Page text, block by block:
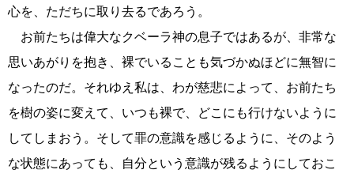
心を、ただちに取り去るであろう。
お前たちは偉大なクベーラ神の息子ではあるが、非常な
思いあがりを抱き、裸でいることも気づかぬほどに無智に
なったのだ。それゆえ私は、わが慈悲によって、お前たち
を樹の姿に変えて、いつも裸で、どこにも行けないように
してしまおう。そして罪の意識を感じるように、そのよう
な状態にあっても、自分という意識が残るようにしておこ